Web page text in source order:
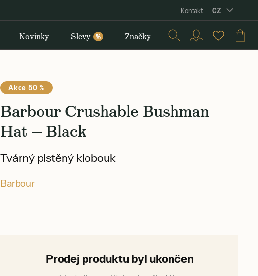
Kontakt CZ
Novinky Slevy % Značky
Akce 50 %
Barbour Crushable Bushman
Hat — Black
Tvárný plstěný klobouk
Barbour
Prodej produktu byl ukončen